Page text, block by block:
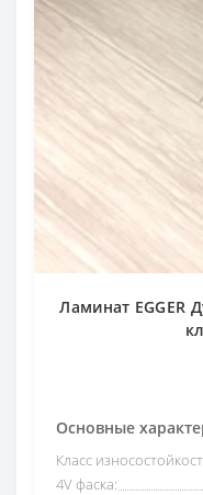
Ламинат EGGER
Основные
Класс
4V фаска: